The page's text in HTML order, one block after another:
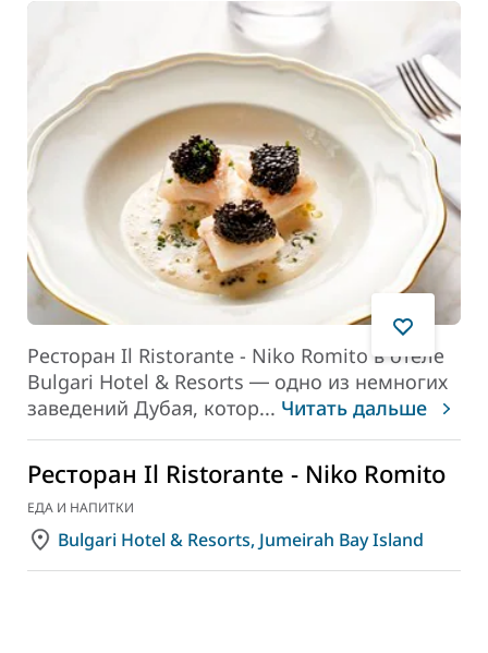
Ресторан Il Ristorante - Niko Romito в отеле
Bulgari Hotel & Resorts ― одно из немногих
заведений Дубая, котор... Читать дальше
Ресторан Il Ristorante - Niko Romito
ЕДА И НАПИТКИ
Bulgari Hotel & Resorts, Jumeirah Bay Island